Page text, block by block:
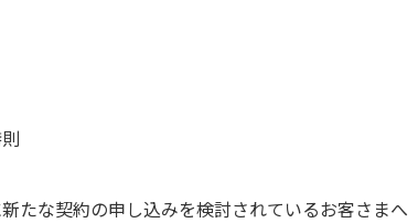
たな契約の申し込みを検討されているお客さまへ